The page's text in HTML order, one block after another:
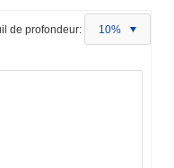
de profondeur: 10%